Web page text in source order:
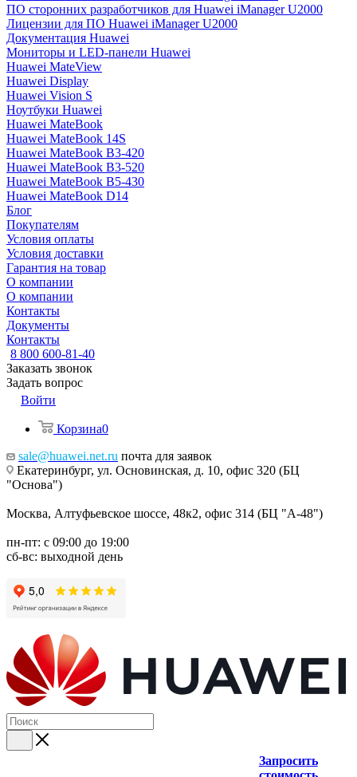
ПО сторонних разработчиков для Huawei iManager U2000
Лицензии для ПО Huawei iManager U2000
Документация Huawei
Мониторы и LED-панели Huawei
Huawei MateView
Huawei Display
Huawei Vision S
Ноутбуки Huawei
Huawei MateBook
Huawei MateBook 14S
Huawei MateBook B3-420
Huawei MateBook B3-520
Huawei MateBook B5-430
Huawei MateBook D14
Блог
Покупателям
Условия оплаты
Условия доставки
Гарантия на товар
О компании
О компании
Контакты
Документы
Контакты
8 800 600-81-40
Заказать звонок
Задать вопрос
Войти
Корзина0
sale@huawei.net.ru почта для заявок
Екатеринбург, ул. Основинская, д. 10, офис 320 (БЦ
"Основа")
Москва, Алтуфьевское шоссе, 48к2, офис 314 (БЦ "А-48")
пн-пт: с 09:00 до 19:00
сб-вс: выходной день
Запросить